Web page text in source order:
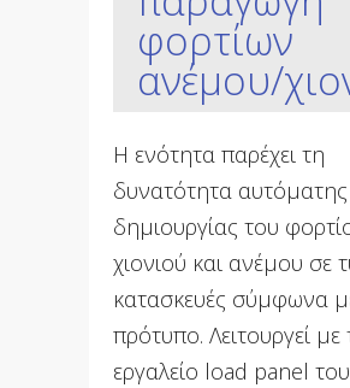
φορτίων
ανέμου/
Η ενότητα παρέχει τη
δυνατότητα αυτόματης
δημιουργίας του
χιονιού και ανέμου σε
κατασκευές σύμφωνα
πρότυπο. Λειτουργεί με
εργαλείο load panel του